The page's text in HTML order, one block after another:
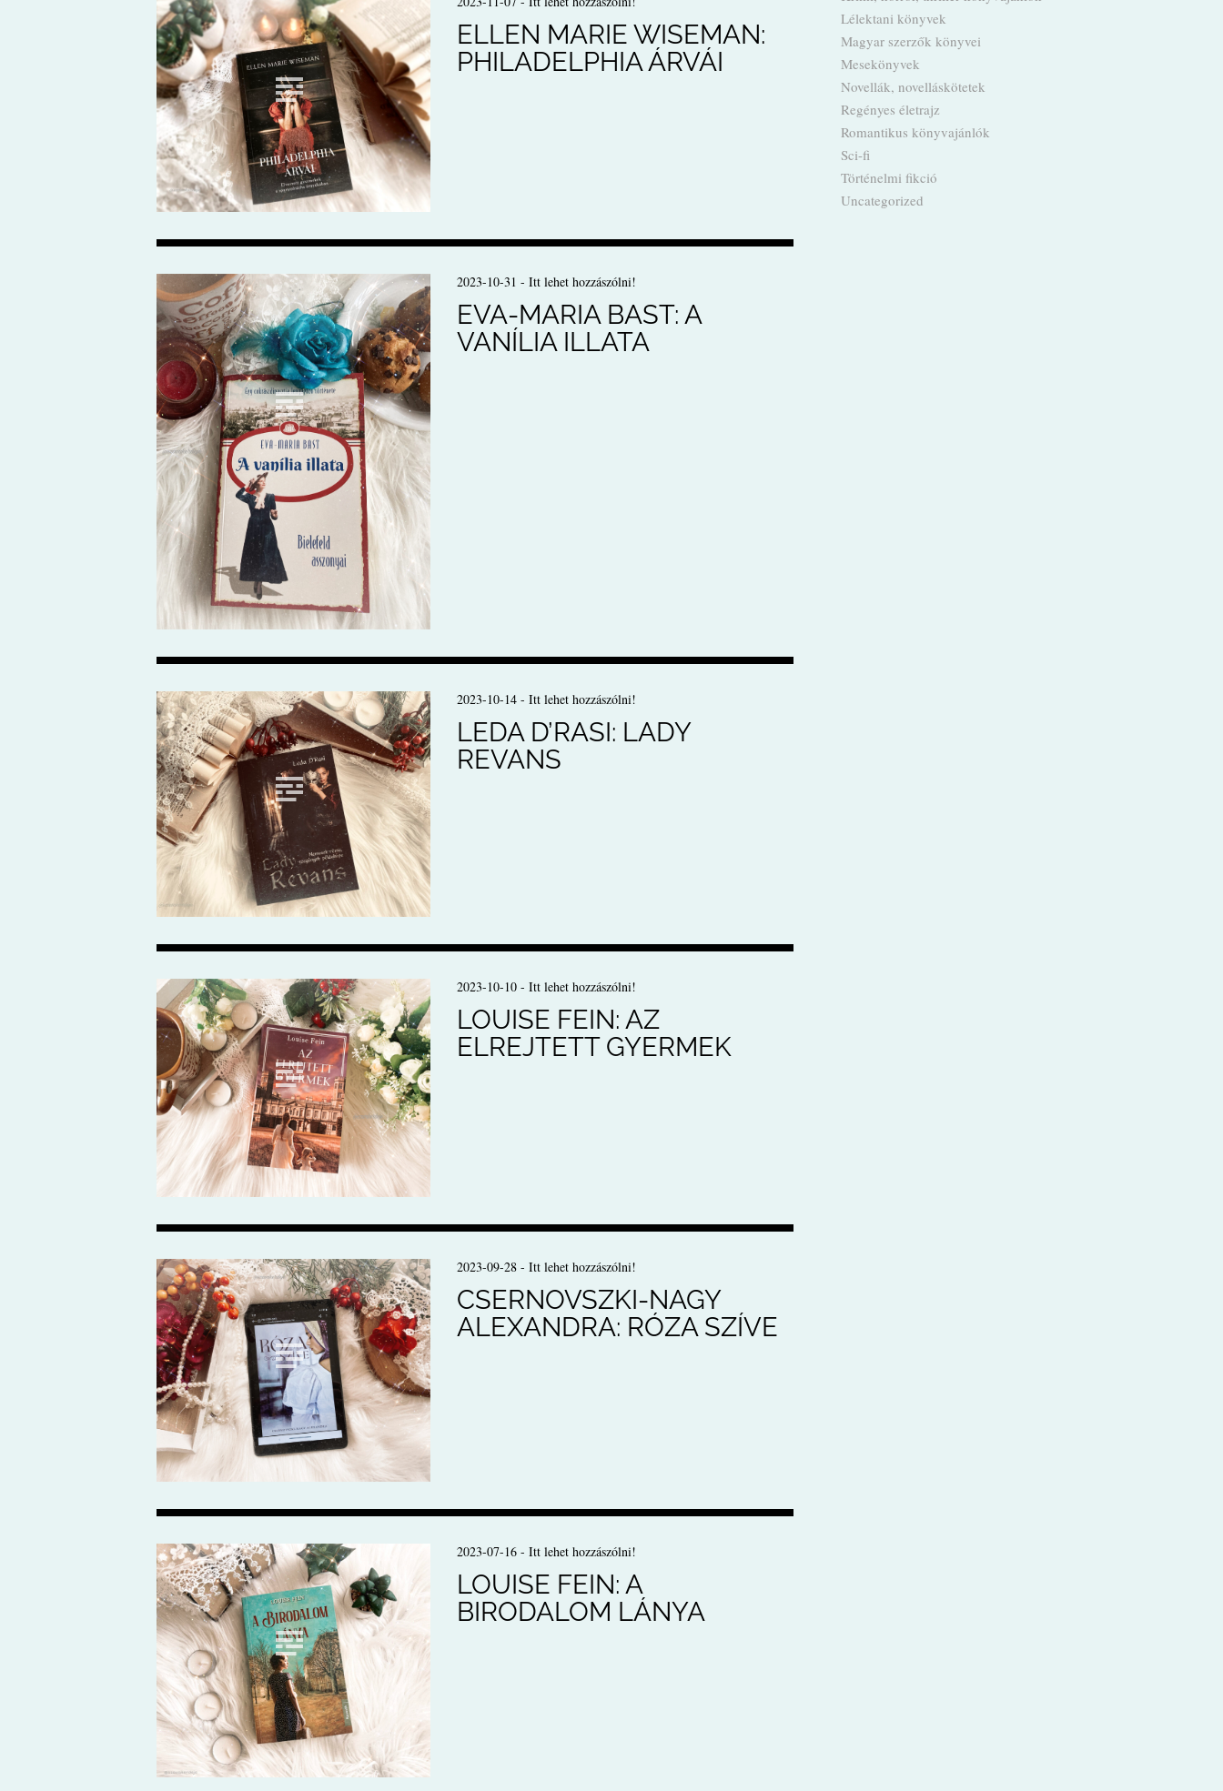
ELLEN MARIE WISEMAN:
PHILADELPHIA ÁRVÁI
2023-10-31 - Itt lehet hozzászólni!
EVA-MARIA BAST: A
VANÍLIA ILLATA
2023-10-14 - Itt lehet hozzászólni!
LEDA D’RASI: LADY
REVANS
2023-10-10 - Itt lehet hozzászólni!
LOUISE FEIN: AZ
ELREJTETT GYERMEK
2023-09-28 - Itt lehet hozzászólni!
CSERNOVSZKI-NAGY
ALEXANDRA: RÓZA SZÍVE
2023-07-16 - Itt lehet hozzászólni!
LOUISE FEIN: A
BIRODALOM LÁNYA
Lélektani könyvek
Magyar szerzők könyvei
Mesekönyvek
Novellák, novelláskötetek
Regényes életrajz
Romantikus könyvajánlók
Sci-fi
Történelmi fikció
Uncategorized